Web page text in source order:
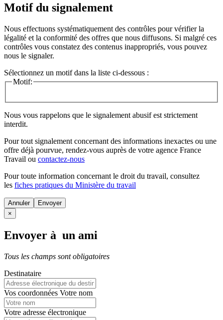
Motif du signalement
Nous effectuons systématiquement des contrôles pour vérifier la
légalité et la conformité des offres que nous diffusons. Si malgré ces
contrôles vous constatez des contenus inappropriés, vous pouvez
nous le signaler.
Sélectionnez un motif dans la liste ci-dessous :
Motif:
Nous vous rappelons que le signalement abusif est strictement
interdit.
Pour tout signalement concernant des informations inexactes ou une
offre déjà pourvue, rendez-vous auprès de votre agence France
Travail ou contactez-nous
Pour toute information concernant le droit du travail, consultez
les fiches pratiques du Ministère du travail
Annuler
×
Envoyer à un ami
Tous les champs sont obligatoires
Destinataire
Vos coordonnées Votre nom
Votre adresse électronique